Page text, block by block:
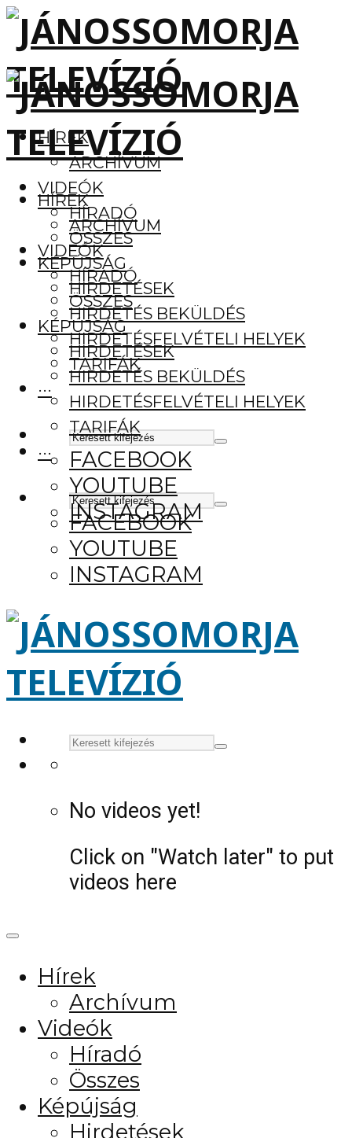
HÍREK
ARCHÍVUM
VIDEÓK
HÍRADÓ
ÖSSZES
KÉPÚJSÁG
HIRDETÉSEK
HIRDETÉS BEKÜLDÉS
HIRDETÉSFELVÉTELI HELYEK
TARIFÁK
···
FACEBOOK
YOUTUBE
INSTAGRAM
HÍREK
ARCHÍVUM
VIDEÓK
HÍRADÓ
ÖSSZES
KÉPÚJSÁG
HIRDETÉSEK
HIRDETÉS BEKÜLDÉS
HIRDETÉSFELVÉTELI HELYEK
TARIFÁK
···
FACEBOOK
YOUTUBE
INSTAGRAM
No videos yet!
Click on "Watch later" to put
videos here
Hírek
Archívum
Videók
Híradó
Összes
Képújság
Hirdetések